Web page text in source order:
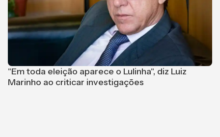
"Em toda eleição aparece o Lulinha", diz Luiz
Marinho ao criticar investigações